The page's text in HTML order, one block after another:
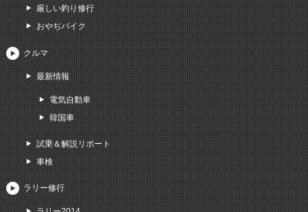
厳しい釣り修行
おやぢバイク
クルマ
最新情報
電気自動車
韓国車
試乗＆解説リポート
車検
ラリー修行